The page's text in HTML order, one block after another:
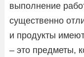
выполнение
существенно
и продукты
– это предметы,